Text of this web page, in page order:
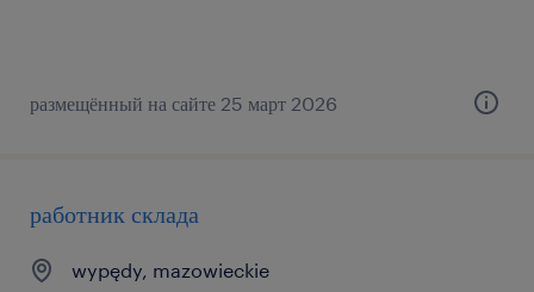
размещённый на сайте 25 март 2026
работник склада
wypędy, mazowieckie